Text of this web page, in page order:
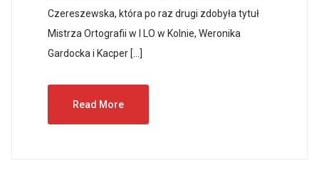
Czereszewska, która po raz drugi zdobyła tytuł
Mistrza Ortografii w I LO w Kolnie, Weronika
Gardocka i Kacper […]
Read More